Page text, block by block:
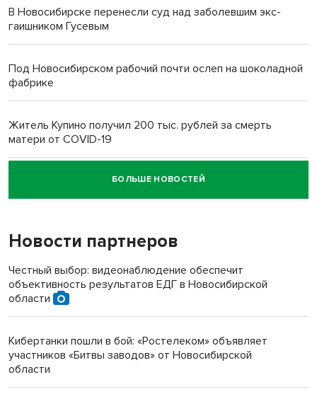
В Новосибирске перенесли суд над заболевшим экс-
гаишником Гусевым
Под Новосибирском рабочий почти ослеп на шоколадной
фабрике
Житель Купино получил 200 тыс. рублей за смерть
матери от COVID-19
Новосибирский суд наказал водителя за смерть
пенсионерки на вокзале
БОЛЬШЕ НОВОСТЕЙ
Новости партнеров
Честный выбор: видеонаблюдение обеспечит
объективность результатов ЕДГ в Новосибирской
области
Кибертанки пошли в бой: «Ростелеком» объявляет
участников «Битвы заводов» от Новосибирской
области